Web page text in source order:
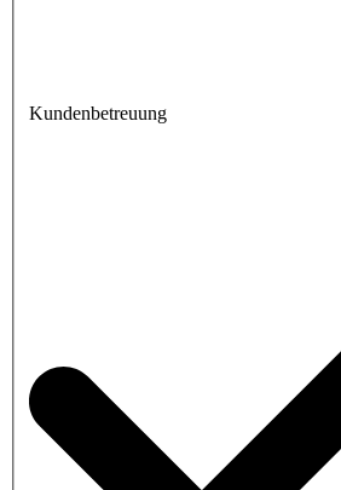
Kundenbetreuung